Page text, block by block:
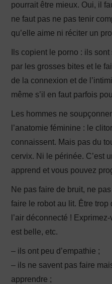
pourrait être mieux. Oui, il
ne faut pas ne pas tenir
qu’elle aime ni réciter un
Ils copient le porno : ils
par les grosses bites et le
de la connexion et de
même s’il en faut parfois
Les hommes ne
l’anatomie féminine : le
connaissent. Mais pas du
cervix. Ni le périnée. C’est
apprend et vous pouvez
Ne pas faire de bruit, ne
faire le robot au lit. Être
l’air déconnecté !
est belle, etc.
– ils ont peu d’empathie ;
– ils ne savent pas faire
apprendre ;